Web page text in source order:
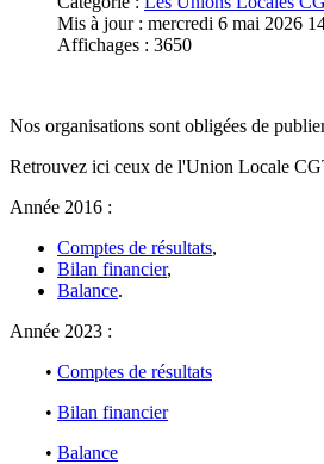
Mis à jour : mercredi 6 mai 2026
Affichages : 3650
Nos organisations sont obligées de
Retrouvez ici ceux de l'Union Locale
Année 2016 :
Comptes de résultats,
Bilan financier,
Balance.
Année 2023 :
• Comptes de résultats
• Bilan financier
• Balance